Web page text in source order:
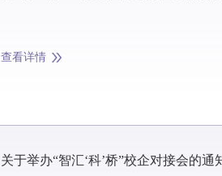
查看详情
关于举办“智汇‘科’桥”校企对接会的通